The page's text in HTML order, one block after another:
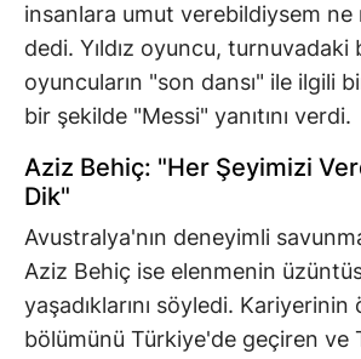
insanlara umut verebildiysem ne
dedi. Yıldız oyuncu, turnuvadaki
oyuncuların "son dansı" ile ilgili
bir şekilde "Messi" yanıtını verdi.
Aziz Behiç: "Her Şeyimizi
Dik"
Avustralya'nın deneyimli
Aziz Behiç ise elenmenin
yaşadıklarını söyledi.
bölümünü Türkiye'de geçiren ve